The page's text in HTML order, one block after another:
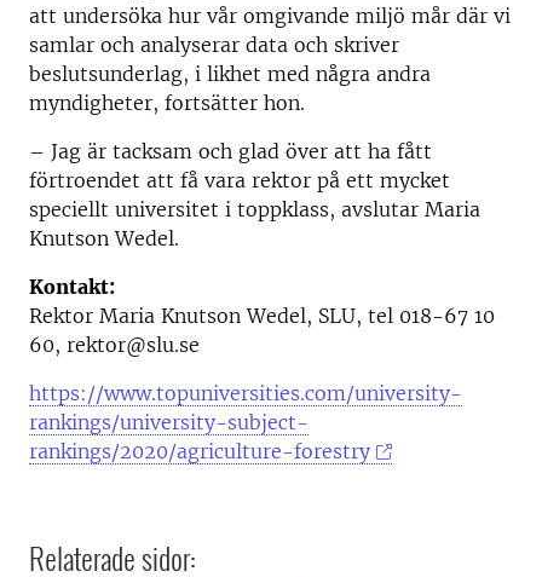
att undersöka hur vår omgivande miljö mår där vi
samlar och analyserar data och skriver
beslutsunderlag, i likhet med några andra
myndigheter, fortsätter hon.
– Jag är tacksam och glad över att ha fått
förtroendet att få vara rektor på ett mycket
speciellt universitet i toppklass, avslutar Maria
Knutson Wedel.
Kontakt:
Rektor Maria Knutson Wedel, SLU, tel 018-67 10
60, rektor@slu.se
https://www.topuniversities.com/university-
rankings/university-subject-
rankings/2020/agriculture-forestry
Relaterade sidor: